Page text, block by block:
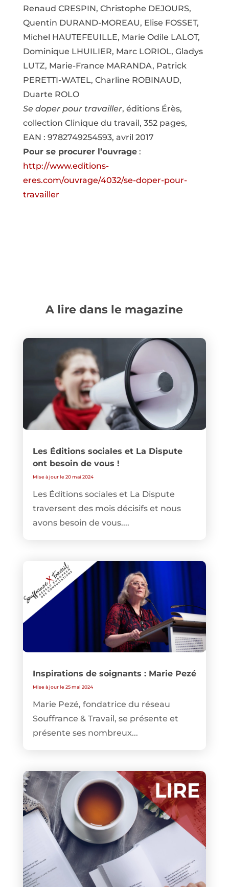
Renaud CRESPIN, Christophe DEJOURS,
Quentin DURAND-MOREAU, Elise FOSSET,
Michel HAUTEFEUILLE, Marie Odile LALOT,
Dominique LHUILIER, Marc LORIOL, Gladys
LUTZ, Marie-France MARANDA, Patrick
PERETTI-WATEL, Charline ROBINAUD,
Duarte ROLO
Se doper pour travailler, éditions Érès,
collection Clinique du travail, 352 pages,
EAN : 9782749254593, avril 2017
Pour se procurer l’ouvrage:
http://www.editions-
eres.com/ouvrage/4032/se-doper-pour-
travailler
A lire dans le magazine
Les Éditions sociales et La Dispute
ont besoin de vous !
Mise à jour le 20 mai 2024
Les Éditions sociales et La Dispute
traversent des mois décisifs et nous
avons besoin de vous....
Inspirations de soignants : Marie Pezé
Mise à jour le 25 mai 2024
Marie Pezé, fondatrice du réseau
Souffrance & Travail, se présente et
présente ses nombreux...